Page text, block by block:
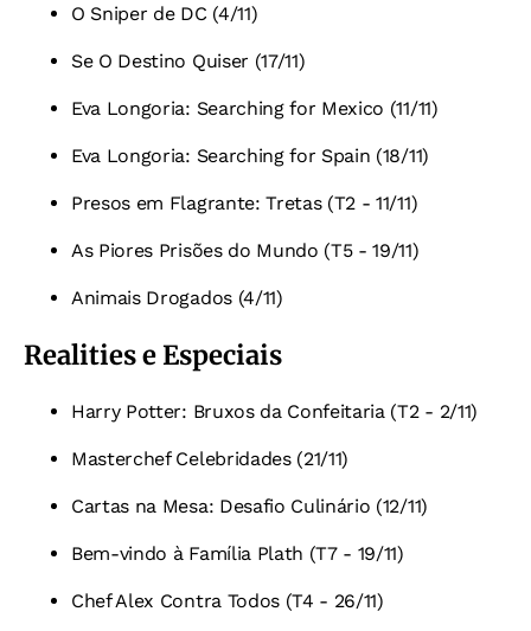
O Sniper de DC (4/11)
Se O Destino Quiser (17/11)
Eva Longoria: Searching for Mexico (11/11)
Eva Longoria: Searching for Spain (18/11)
Presos em Flagrante: Tretas (T2 - 11/11)
As Piores Prisões do Mundo (T5 - 19/11)
Animais Drogados (4/11)
Realities e Especiais
Harry Potter: Bruxos da Confeitaria (T2 - 2/11)
Masterchef Celebridades (21/11)
Cartas na Mesa: Desafio Culinário (12/11)
Bem-vindo à Família Plath (T7 - 19/11)
Chef Alex Contra Todos (T4 - 26/11)